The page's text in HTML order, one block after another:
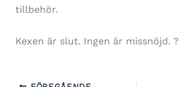
tillbehör.
Kexen är slut. Ingen är missnöjd. ?